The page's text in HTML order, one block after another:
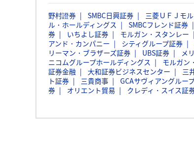
野村證券 SMBC日興証券 三菱ＵＦＪモ
ル・ホールディングス
SMBCフレンド証券
券
いちよし証券 モルガン・スタンレー
アンド・カンパニー
シティグループ証券
リーマン・ブラザーズ証券
UBS証券 メ
ニコムグループホールディングス
モルガン
証券金融
大和証券ビジネスセンター 三
ト証券
三貴商事 GCAサヴィアングルー
券
オリエント貿易 クレディ・スイス証